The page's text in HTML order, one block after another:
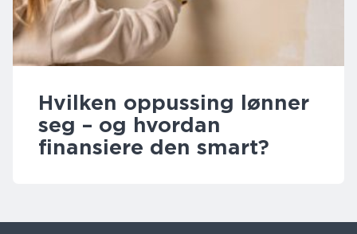
Hvilken oppussing lønner
seg – og hvordan
finansiere den smart?